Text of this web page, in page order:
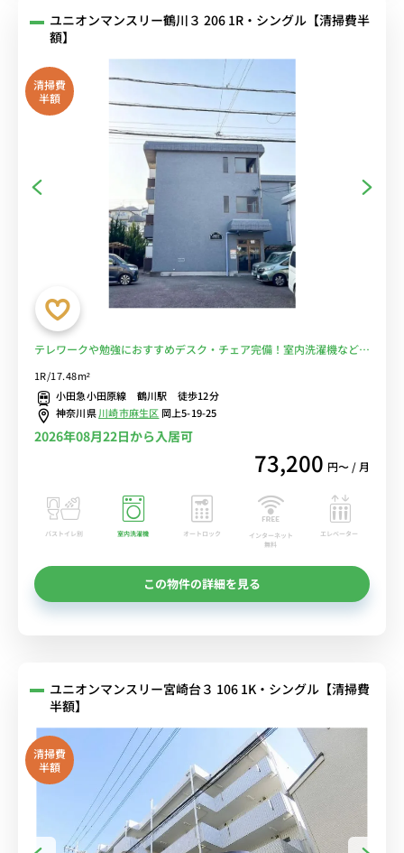
ユニオンマンスリー鶴川３ 206 1R・シングル【清掃費半
額】
清掃費
半額
テレワークや勉強におすすめデスク・チェア完備！室内洗濯機など生
城学園前駅や町田駅まで乗換なし/和光大学へ徒歩通学■選べるWi-Fi
格安レンタル中！
1R/17.48m²
小田急小田原線 鶴川駅 徒歩12分
神奈川県川崎市麻生区 岡上5-19-25
2026年08月22日から入居可
73,200 円〜 / 月
バストイレ別 室内洗濯機 オートロック
インターネット
無料
エレベーター
この物件の詳細を見る
ユニオンマンスリー宮崎台３ 106 1K・シングル【清掃費
半額】
清掃費
半額